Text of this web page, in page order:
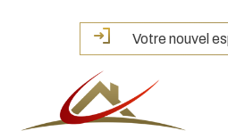
Votre nouvel